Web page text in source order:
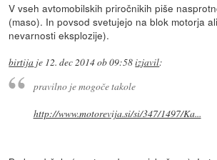
V vseh avtomobilskih priročnikih piše
(maso). In povsod svetujejo na blok motorja
nevarnosti eksplozije).
birtija je 12. dec 2014 ob 09:58izjavil:
pravilno je mogoče takole
http://www.motorevija.si/si/347/1497/Ka...